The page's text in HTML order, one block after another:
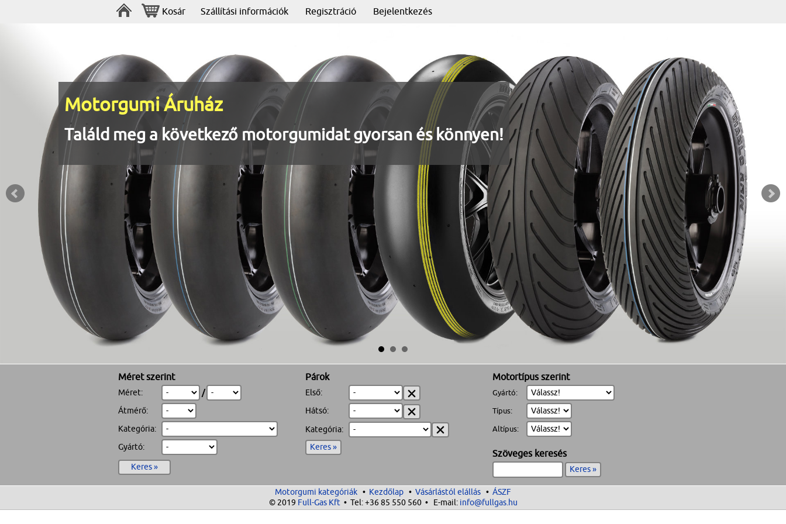
Kosár Szállítási információk Regisztráció Bejelentkezés
Motorgumi Áruház
Találd meg a következő motorgumidat gyorsan és könnyen!
Méret szerint
Méret:
/
Átmérő:
Kategória:
Gyártó:
Keres »
Párok
Első:
Hátsó:
Kategória:
Keres »
Motortípus szerint
Gyártó:
Típus:
Altípus:
Szöveges keresés
Keres »
Motorgumi kategóriák • Kezdőlap • Vásárlástól elállás • ÁSZF
© 2019 Full-Gas Kft• Tel:+36 85 550 560• E-mail: info@fullgas.hu